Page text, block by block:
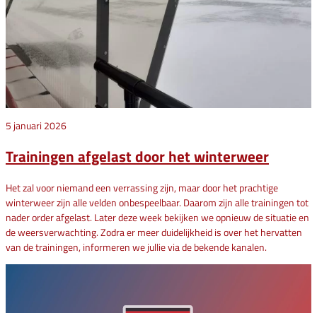
5 januari 2026
Trainingen afgelast door het winterweer
Het zal voor niemand een verrassing zijn, maar door het prachtige
winterweer zijn alle velden onbespeelbaar. Daarom zijn alle trainingen tot
nader order afgelast. Later deze week bekijken we opnieuw de situatie en
de weersverwachting. Zodra er meer duidelijkheid is over het hervatten
van de trainingen, informeren we jullie via de bekende kanalen.